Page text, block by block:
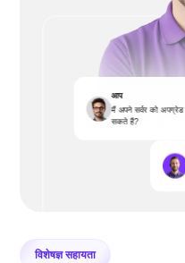
आप
मैं अपने सर्वर को
सकते हैं?
विशेषज्ञ सहायता